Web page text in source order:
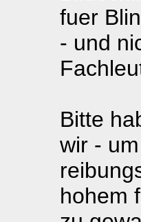
fuer
- und
Bitte
wir -
hohem